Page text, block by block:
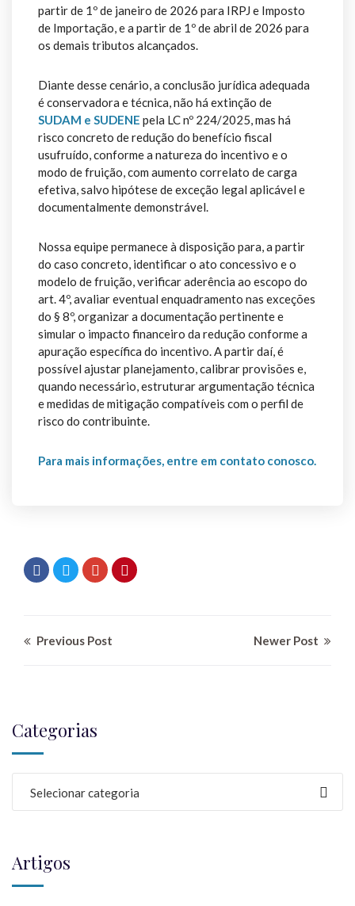
partir de 1º de janeiro de 2026 para IRPJ e Imposto
de Importação, e a partir de 1º de abril de 2026 para
os demais tributos alcançados.
Diante desse cenário, a conclusão jurídica adequada
é conservadora e técnica, não há extinção de
SUDAM e SUDENE pela LC nº 224/2025, mas há
risco concreto de redução do benefício fiscal
usufruído, conforme a natureza do incentivo e o
modo de fruição, com aumento correlato de carga
efetiva, salvo hipótese de exceção legal aplicável e
documentalmente demonstrável.
Nossa equipe permanece à disposição para, a partir
do caso concreto, identificar o ato concessivo e o
modelo de fruição, verificar aderência ao escopo do
art. 4º, avaliar eventual enquadramento nas exceções
do § 8º, organizar a documentação pertinente e
simular o impacto financeiro da redução conforme a
apuração específica do incentivo. A partir daí, é
possível ajustar planejamento, calibrar provisões e,
quando necessário, estruturar argumentação técnica
e medidas de mitigação compatíveis com o perfil de
risco do contribuinte.
Para mais informações, entre em contato conosco.
Previous Post Newer Post
Categorias
Selecionar categoria
Artigos